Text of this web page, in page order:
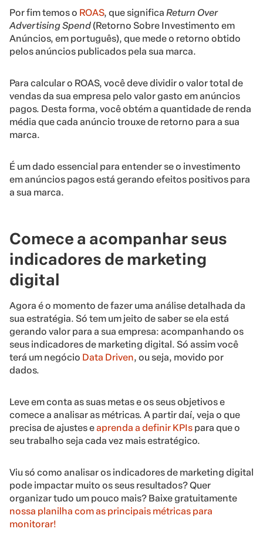
Por fim temos o ROAS, que significa Return Over
Advertising Spend (Retorno Sobre Investimento em
Anúncios, em português), que mede o retorno obtido
pelos anúncios publicados pela sua marca.
Para calcular o ROAS, você deve dividir o valor total de
vendas da sua empresa pelo valor gasto em anúncios
pagos. Desta forma, você obtém a quantidade de renda
média que cada anúncio trouxe de retorno para a sua
marca.
É um dado essencial para entender se o investimento
em anúncios pagos está gerando efeitos positivos para
a sua marca.
Comece a acompanhar seus
indicadores de marketing
digital
Agora é o momento de fazer uma análise detalhada da
sua estratégia. Só tem um jeito de saber se ela está
gerando valor para a sua empresa: acompanhando os
seus indicadores de marketing digital. Só assim você
terá um negócio Data Driven, ou seja, movido por
dados.
Leve em conta as suas metas e os seus objetivos e
comece a analisar as métricas. A partir daí, veja o que
precisa de ajustes eaprenda a definir KPIs para que o
seu trabalho seja cada vez mais estratégico.
Viu só como analisar os indicadores de marketing digital
pode impactar muito os seus resultados? Quer
organizar tudo um pouco mais? Baixe gratuitamente
nossa planilha com as principais métricas para
monitorar!